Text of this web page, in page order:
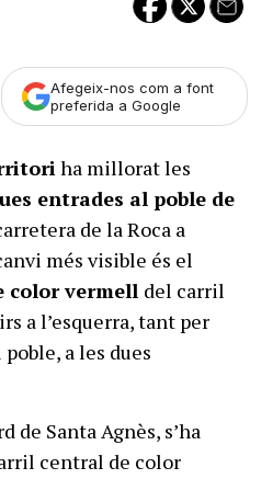
Afegeix-nos com a font
preferida a Google
ha millorat les
entrades al poble de
de la Roca a
més visible és el
color vermell del carril
a l’esquerra, tant per
a les dues
de Santa Agnès, s’ha
central de color